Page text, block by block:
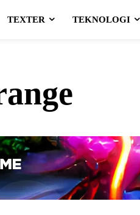
TEXTER TEKNOLOGI